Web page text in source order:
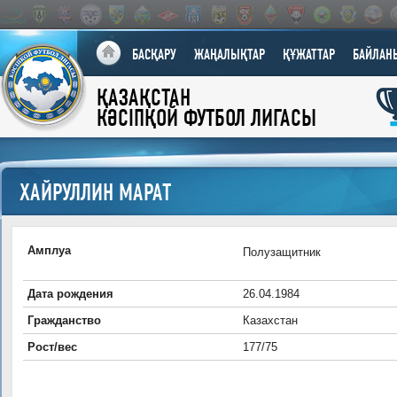
БАСҚАРУ ЖАҢАЛЫҚТАР ҚҰЖАТТАР
ҚАЗАҚСТАН
КӘСІПҚОЙ ФУТБОЛ ЛИГАСЫ
ХАЙРУЛЛИН МАРАТ
Амплуа Полузащитник
Дата рождения
26.04.1984
Гражданство
Казахстан
Рост/вес
177/75